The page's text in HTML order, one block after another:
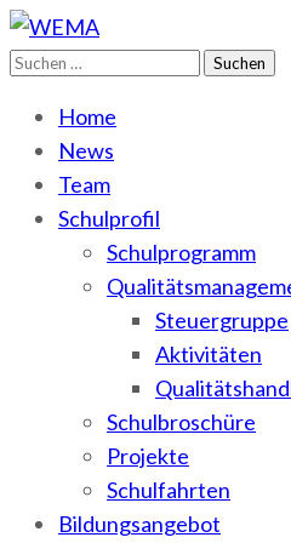
WEMA
BbS I des Salzlandkreises
Suchen
Home
News
Team
Schulprofil
Schulprogramm
Steuergruppe
Aktivitäten
Schulbroschüre
Projekte
Schulfahrten
Bildungsangebot